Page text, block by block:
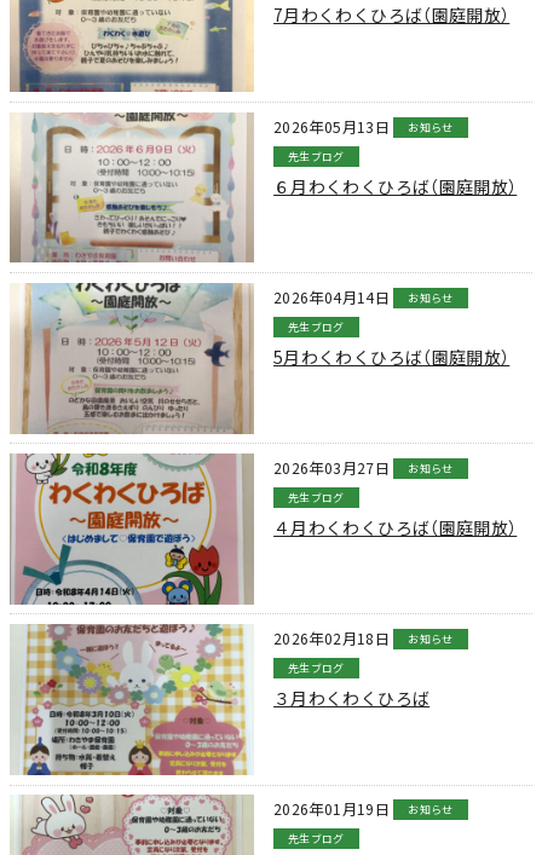
7月わくわくひろば（園庭開放）
2026年05月13日
お知らせ
先生ブログ
６月わくわくひろば（園庭開放）
2026年04月14日
お知らせ
先生ブログ
5月わくわくひろば（園庭開放）
2026年03月27日
お知らせ
先生ブログ
４月わくわくひろば（園庭開放）
2026年02月18日
お知らせ
先生ブログ
３月わくわくひろば
2026年01月19日
お知らせ
先生ブログ